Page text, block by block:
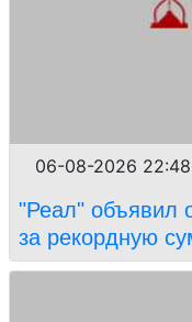
06-08-2026 22:48
"Реал" объявил
за рекордную